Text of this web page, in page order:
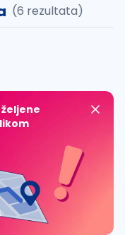
(6 rezultata)